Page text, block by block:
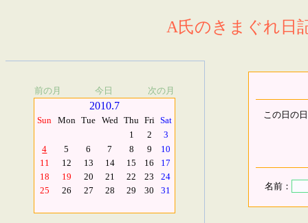
A氏のきまぐれ日
前の月 今日 次の月
2010.7
Sun Mon Tue Wed Thu Fri Sat
1
2
3
4
5 6 7 8 9
10
11
12 13 14 15 16
17
18
19 20 21 22 23
24
25
26 27 28 29 30 31
この日の
名前：